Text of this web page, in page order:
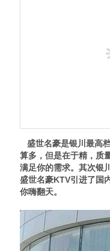
盛世名豪是银川最高
算多，但是在于精，质
满足你的需求。其次银
盛世名豪KTV引进了国
你嗨翻天。